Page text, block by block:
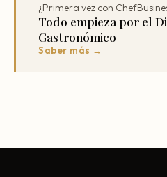
¿Primera vez con
Todo empieza por el
Gastronómico
Saber más →